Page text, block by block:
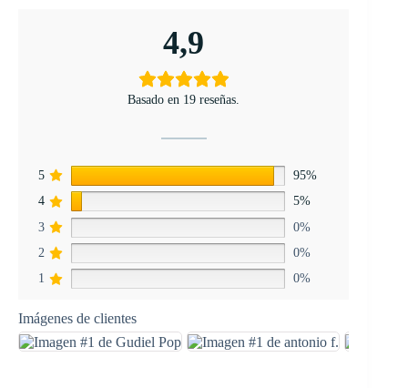
4,9
Basado en 19 reseñas.
5
95%
4
5%
3
0%
2
0%
1
0%
Imágenes de clientes